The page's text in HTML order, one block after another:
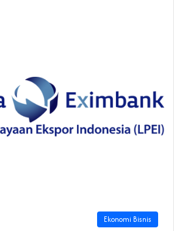
Ekonomi Bisnis